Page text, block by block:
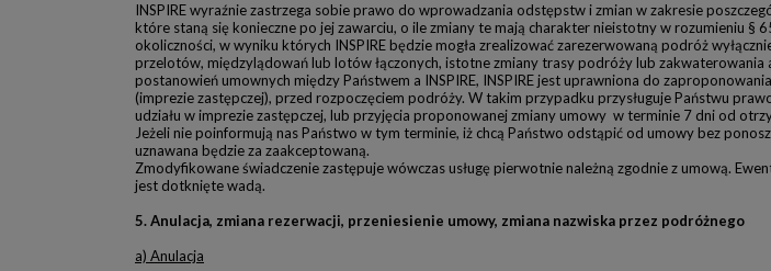
INSPIRE wyraźnie zastrzega sobie prawo do wprowadzania odstępstw i zmian w zakresie
które staną się konieczne po jej zawarciu, o ile zmiany te mają charakter nieistotny w rozumieniu
okoliczności, w wyniku których INSPIRE będzie mogła zrealizować zarezerwowaną podróż
przelotów, międzylądowań lub lotów łączonych, istotne zmiany trasy podróży lub
postanowień umownych między Państwem a INSPIRE, INSPIRE jest uprawniona do
(imprezie zastępczej), przed rozpoczęciem podróży. W takim przypadku przysługuje Państwu
udziału w imprezie zastępczej, lub przyjęcia proponowanej zmiany umowy w terminie 7 dni od
Jeżeli nie poinformują nas Państwo w tym terminie, iż chcą Państwo odstąpić od umowy bez
uznawana będzie za zaakceptowaną.
Zmodyfikowane świadczenie zastępuje wówczas usługę pierwotnie należną zgodnie z umową.
jest dotknięte wadą.
5. Anulacja, zmiana rezerwacji, przeniesienie umowy, zmiana nazwiska przez podróżnego
a) Anulacja